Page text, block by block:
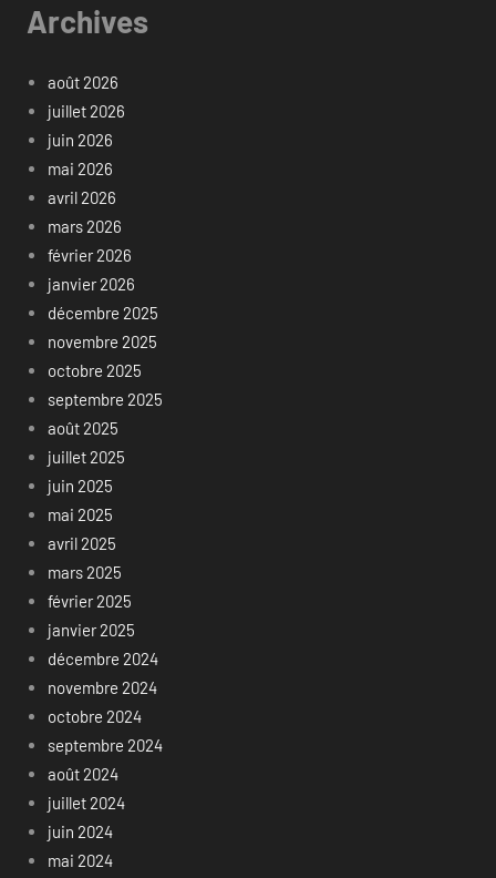
Archives
août 2026
juillet 2026
juin 2026
mai 2026
avril 2026
mars 2026
février 2026
janvier 2026
décembre 2025
novembre 2025
octobre 2025
septembre 2025
août 2025
juillet 2025
juin 2025
mai 2025
avril 2025
mars 2025
février 2025
janvier 2025
décembre 2024
novembre 2024
octobre 2024
septembre 2024
août 2024
juillet 2024
juin 2024
mai 2024